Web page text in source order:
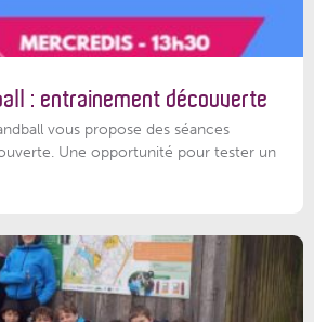
: entrainement découverte
vous propose des séances
Une opportunité pour tester un